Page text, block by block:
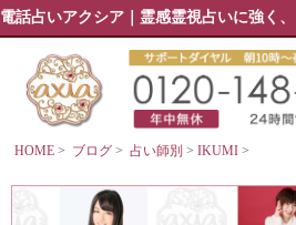
電話占いアクシア｜霊感霊視占いに強く
HOME > ブログ > 占い師別 > IKUMI >